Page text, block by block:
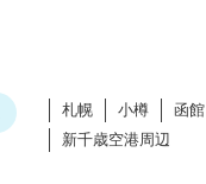
札幌 小樽
函館
新千歳空港周辺